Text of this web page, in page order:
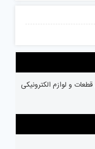
قطعات و لوازم الکترونیکی